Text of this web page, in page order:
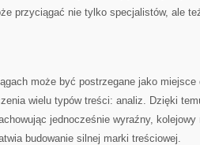
przyciągać nie tylko specjalistów, ale
może być postrzegane jako
wielu typów treści: analiz. Dzięki
jednocześnie wyraźny, kolejowy
budowanie silnej marki treściowej.